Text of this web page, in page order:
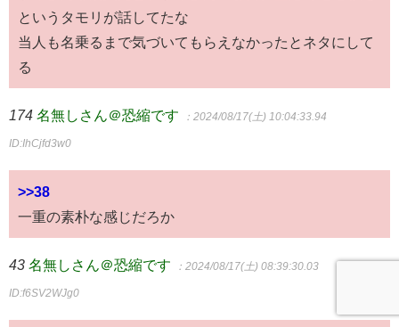
というタモリが話してたな
当人も名乗るまで気づいてもらえなかったとネタにして
る
174 名無しさん＠恐縮です ：2024/08/17(土) 10:04:33.94
ID:IhCjfd3w0
>>38
一重の素朴な感じだろか
43 名無しさん＠恐縮です ：2024/08/17(土) 08:39:30.03
ID:f6SV2WJg0